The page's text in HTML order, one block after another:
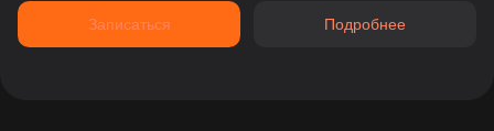
Записаться Подробнее